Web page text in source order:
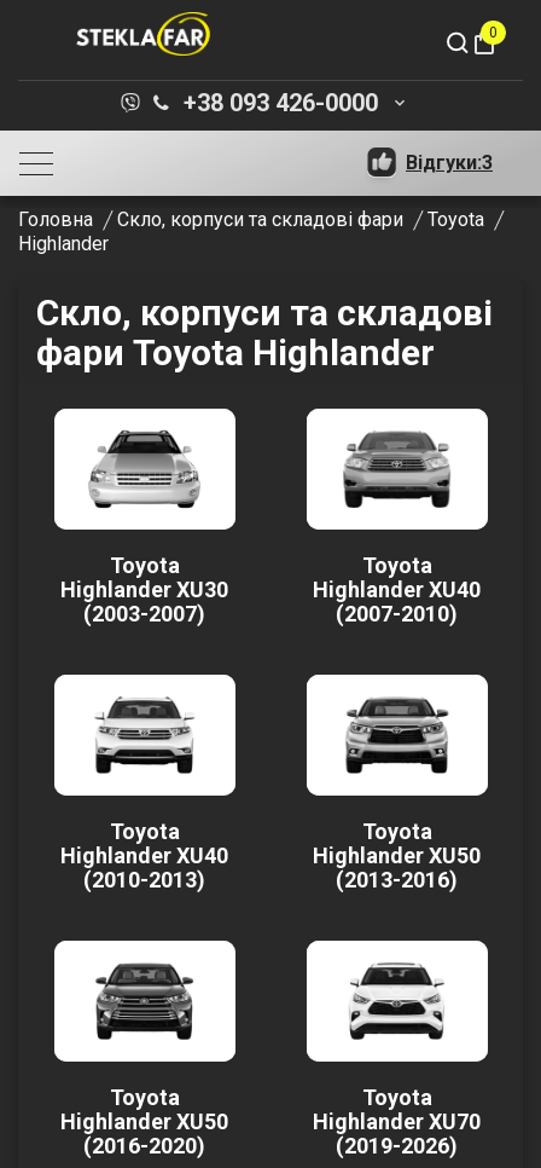
shopping_bag
0
+38 093 426-0000 keyboard_arrow_down
Відгуки:3
Головна Скло, корпуси та складові фари
Toyota
Highlander
Скло, корпуси та складові
фари Toyota Highlander
Toyota
Highlander XU30
(2003-2007)
Toyota
Highlander XU40
(2007-2010)
Toyota
Highlander XU40
(2010-2013)
Toyota
Highlander XU50
(2013-2016)
Toyota
Highlander XU50
(2016-2020)
Toyota
Highlander XU70
(2019-2026)